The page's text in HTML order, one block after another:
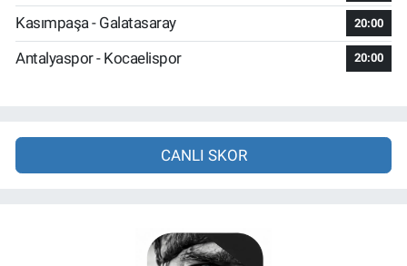
Kasımpaşa - Galatasaray 20:00
Antalyaspor - Kocaelispor 20:00
CANLI SKOR